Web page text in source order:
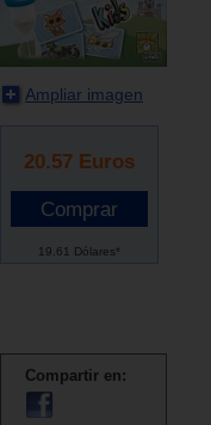
Ampliar imagen
20.57 Euros
19.61 Dólares*
Compartir en: